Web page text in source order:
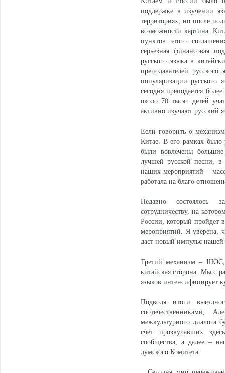
поддержке в изучении
территориях, но после
возможности картина.
пунктов этого
серьезная финансовая
русского языка в
преподавателей
популяризации русского
сегодня преподается
около 70 тысяч детей
активно изучают русский
Если говорить о
Китае. В его рамках было
были вовлечены
лучшей русской песни, в
наших мероприятий –
работала на благо
Недавно состоялось
сотрудничеству, на
России, который пройдет
мероприятий. Я уверена,
даст новый импульс
Третий механизм – ШОС,
китайская сторона. Мы с
языков интенсифицирует
Подводя итоги
соотечественниками,
межкультурного
счет прозвучавших
сообщества, а далее –
думского Комитета.